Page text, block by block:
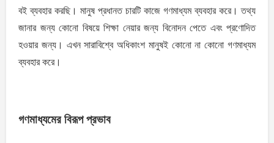
বই ব্যবহার করছি। মানুষ প্রধানত চারটি কাজে গণমাধ্যম ব্যবহার করে। তথ্য
জানার জন্য কোনো বিষয়ে শিক্ষা নেয়ার জন্য বিনোদন পেতে এবং প্রণোদিত
হওয়ার জন্য। এখন সারাবিশ্বে অধিকাংশ মানুষই কোনো না কোনো গণমাধ্যম
ব্যবহার করে।
গণমাধ্যমের বিরূপ প্রভাব